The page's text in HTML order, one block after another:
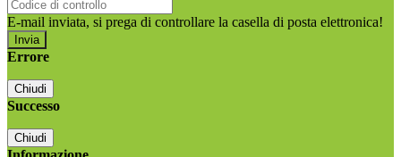
E-mail inviata, si prega di controllare la casella di posta elettronica!
Errore
Chiudi
Successo
Chiudi